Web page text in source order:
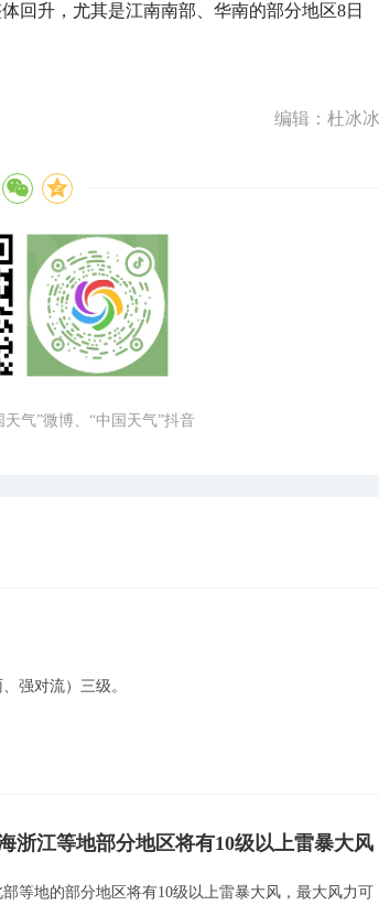
回升，尤其是江南南部、华南的部分地区8日
编辑：杜冰冰
气”微博、“中国天气”抖音
强对流）三级。
浙江等地部分地区将有10级以上雷暴大风
等地的部分地区将有10级以上雷暴大风，最大风力可